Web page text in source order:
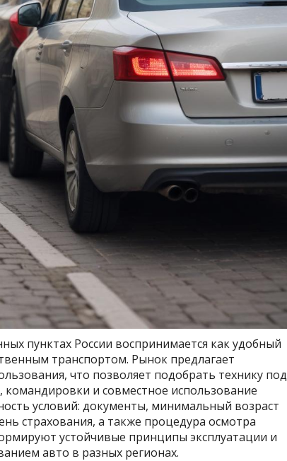
пунктах России воспринимается как удобный
транспортом. Рынок предлагает
что позволяет подобрать технику под
командировки и совместное использование
условий: документы, минимальный возраст
страхования, а также процедура осмотра
устойчивые принципы эксплуатации и
авто в разных регионах.